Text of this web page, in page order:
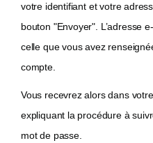
votre identifiant et votre
bouton "Envoyer". L’adresse
celle que vous avez
compte.
Vous recevrez alors dans
expliquant la procédure à
mot de passe.